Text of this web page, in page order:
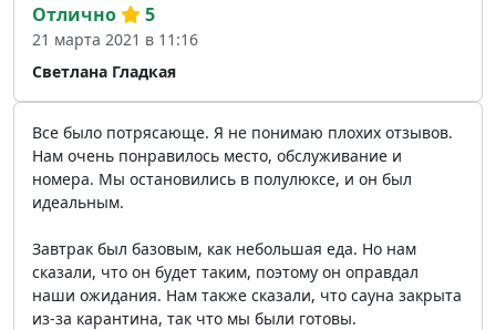
Светлана Гладкая
Отлично 5
21 марта 2021 в 11:16
Все было потрясающе. Я не понимаю плохих отзывов.
Нам очень понравилось место, обслуживание и
номера. Мы остановились в полулюксе, и он был
идеальным.
Завтрак был базовым, как небольшая еда. Но нам
сказали, что он будет таким, поэтому он оправдал
наши ожидания. Нам также сказали, что сауна закрыта
из-за карантина, так что мы были готовы.